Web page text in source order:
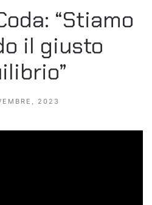
“Stiamo
il giusto
2023